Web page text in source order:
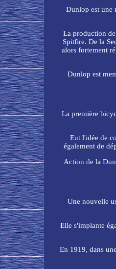
Dunlop est une
La production
Spitfire. De la
alors fortement
Dunlop est
La première
Eut l'idée de
également de
Action de la
Une nouvelle
Elle s'implante
En 1919, dans